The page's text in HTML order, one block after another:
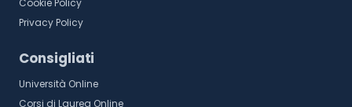
Cookie Policy
Privacy Policy
Consigliati
Università Online
Corsi di Laurea Online